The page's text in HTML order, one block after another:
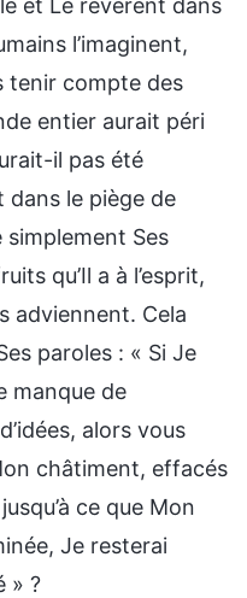
l’imaginent,
tenir compte des
entier aurait péri
il pas été
dans le piège de
simplement Ses
qu’Il a à l’esprit,
adviennent. Cela
paroles : « Si Je
manque de
alors vous
châtiment, effacés
ce que Mon
Je resterai
» ?